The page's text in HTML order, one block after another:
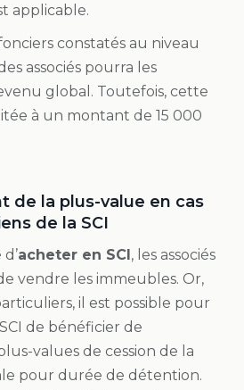
applicable.
constatés au niveau
associés pourra les
global. Toutefois, cette
à un montant de 15 000
de la plus-value en cas
de la SCI
acheter en SCI, les associés
vendre les immeubles. Or,
il est possible pour
SCI de bénéficier de
values de cession de la
pour durée de détention.